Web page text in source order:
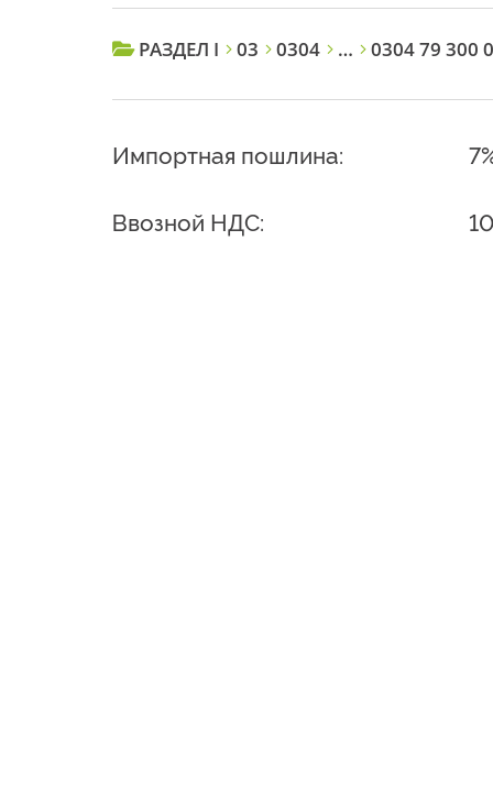
РАЗДЕЛ I 03 0304 … 0304 79 300 0
Импортная пошлина:
Ввозной НДС: